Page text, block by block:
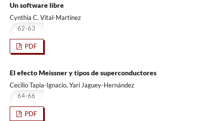
Un software libre
Cynthia C. Vital-Martinez
62-63
PDF
El efecto Meissner y tipos de superconductores
Cecilio Tapia-Ignacio, Yari Jaguey-Hernández
64-66
PDF